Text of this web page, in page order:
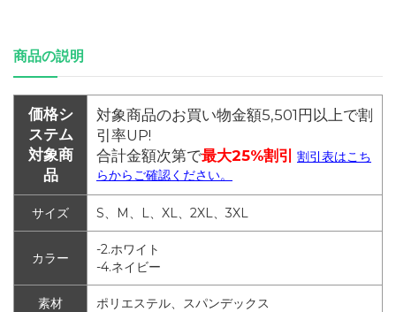
商品の説明
価格シ
ステム
対象商
品
対象商品のお買い物金額5,501円以上で割
引率UP!
合計金額次第で最大25%割引
割引表はこち
らからご確認ください。
サイズ S、M、L、XL、2XL、3XL
カラー
-2.ホワイト
-4.ネイビー
素材 ポリエステル、スパンデックス